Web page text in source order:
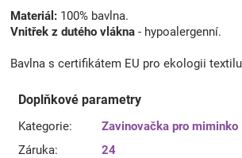
Materiál: 100% bavlna.
Vnitřek z dutého vlákna - hypoalergenní.
Bavlna s certifikátem EU pro ekologii textilu
Doplňkové parametry
Kategorie:
Zavinovačka pro miminko
Záruka:
24